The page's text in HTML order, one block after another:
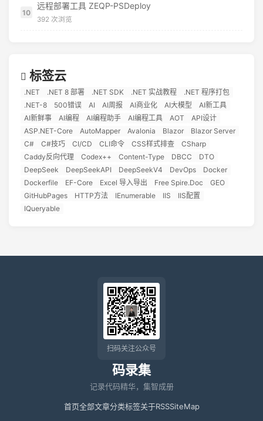
10
远程部署工具 ZEQP-PSDeploy
392 次浏览
标签云
.NET .NET 8 部署 .NET SDK .NET 实战教程
.NET 程序打包
.NET-8
500错误 AI AI周报 AI商业化 AI大模型
AI新工具
AI新鲜事
AI编程 AI编程助手 AI编程工具 AOT
API设计
ASP.NET-Core
AutoMapper Avalonia Blazor
Blazor Server
C#
C#技巧 CI/CD CLI命令 CSS样式排查
CSharp
Caddy反向代理
Codex++ Content-Type DBCC
DTO
DeepSeek
DeepSeekAPI DeepSeekV4 DevOps
Docker
Dockerfile
EF-Core Excel 导入导出 Free Spire.Doc
GEO
GitHubPages
HTTP方法 IEnumerable IIS
IIS配置
IQueryable
码录集
记录代码精华，集智成册
首页全部文章分类标签关于RSSSiteMap
扫码关注公众号